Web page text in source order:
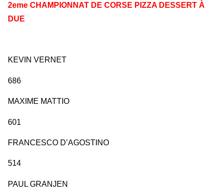
2eme CHAMPIONNAT DE CORSE PIZZA DESSERT À
DUE
KEVIN VERNET
686
MAXIME MATTIO
601
FRANCESCO D’AGOSTINO
514
PAUL GRANJEN